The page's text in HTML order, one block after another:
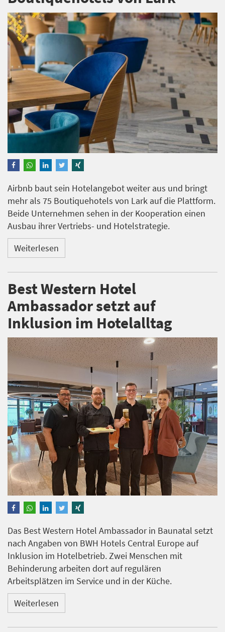
Airbnb baut sein Hotelangebot weiter aus und bringt
mehr als 75 Boutiquehotels von Lark auf die Plattform.
Beide Unternehmen sehen in der Kooperation einen
Ausbau ihrer Vertriebs- und Hotelstrategie.
Weiterlesen
Best Western Hotel
Ambassador setzt auf
Inklusion im Hotelalltag
Das Best Western Hotel Ambassador in Baunatal setzt
nach Angaben von BWH Hotels Central Europe auf
Inklusion im Hotelbetrieb. Zwei Menschen mit
Behinderung arbeiten dort auf regulären
Arbeitsplätzen im Service und in der Küche.
Weiterlesen